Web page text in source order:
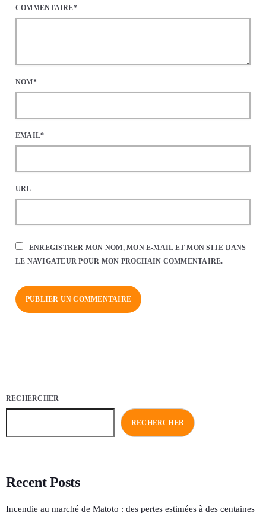
COMMENTAIRE*
NOM*
EMAIL*
URL
ENREGISTRER MON NOM, MON E-MAIL ET MON SITE DANS
LE NAVIGATEUR POUR MON PROCHAIN COMMENTAIRE.
RECHERCHER
RECHERCHER
Recent Posts
Incendie au marché de Matoto : des pertes estimées à des centaines